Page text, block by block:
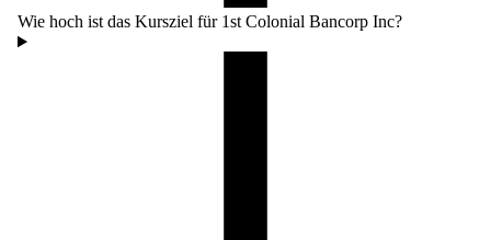
Wie hoch ist das Kursziel für 1st Colonial Bancorp Inc?